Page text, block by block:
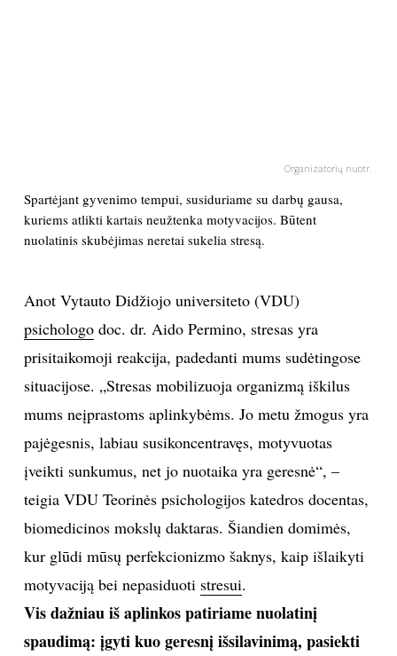
KULTŪRA
KINAS
MUZIKA
SPORTAS
FOTOGRAFIJA
MENAS
Organizatorių nuotr.
Spartėjant gyvenimo tempui, susiduriame su darbų gausa,
kuriems atlikti kartais neužtenka motyvacijos. Būtent
nuolatinis skubėjimas neretai sukelia stresą.
Anot Vytauto Didžiojo universiteto (VDU)
psichologodoc. dr. Aido Permino, stresas yra
prisitaikomoji reakcija, padedanti mums sudėtingose
situacijose. „Stresas mobilizuoja organizmą iškilus
mums neįprastoms aplinkybėms. Jo metu žmogus yra
pajėgesnis, labiau susikoncentravęs, motyvuotas
įveikti sunkumus, net jo nuotaika yra geresnė“, –
teigia VDU Teorinės psichologijos katedros docentas,
biomedicinos mokslų daktaras. Šiandien domimės,
kur glūdi mūsų perfekcionizmo šaknys, kaip išlaikyti
motyvaciją bei nepasiduoti stresui.
Vis dažniau iš aplinkos patiriame nuolatinį
spaudimą: įgyti kuo geresnį išsilavinimą, pasiekti